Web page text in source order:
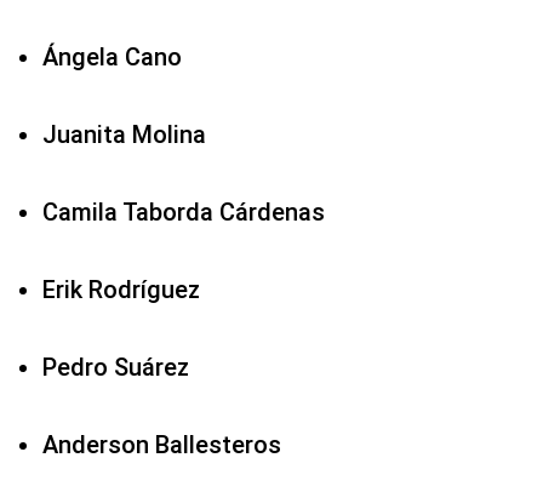
Ángela Cano
Juanita Molina
Camila Taborda Cárdenas
Erik Rodríguez
Pedro Suárez
Anderson Ballesteros